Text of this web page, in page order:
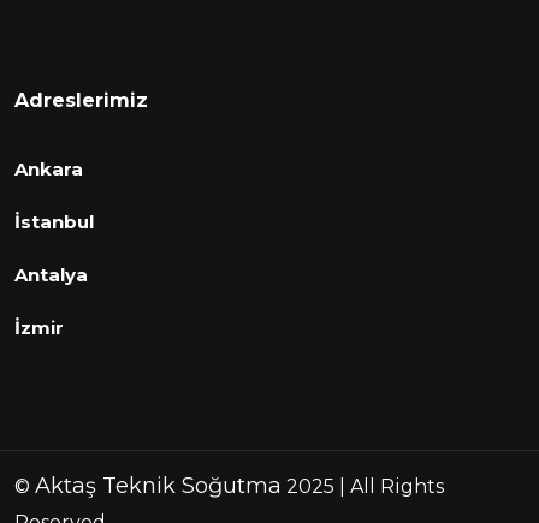
Adreslerimiz
Ankara
İstanbul
Antalya
İzmir
© Aktaş Teknik Soğutma 2025 | All Rights